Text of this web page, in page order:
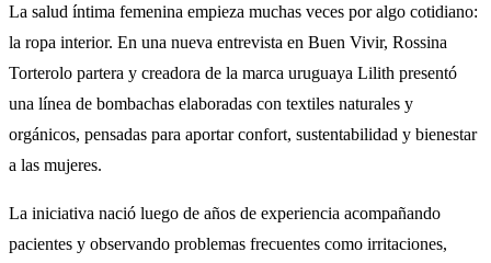
La salud íntima femenina empieza muchas veces por algo cotidiano:
la ropa interior. En una nueva entrevista en Buen Vivir, Rossina
Torterolo partera y creadora de la marca uruguaya Lilith presentó
una línea de bombachas elaboradas con textiles naturales y
orgánicos, pensadas para aportar confort, sustentabilidad y bienestar
a las mujeres.
La iniciativa nació luego de años de experiencia acompañando
pacientes y observando problemas frecuentes como irritaciones,